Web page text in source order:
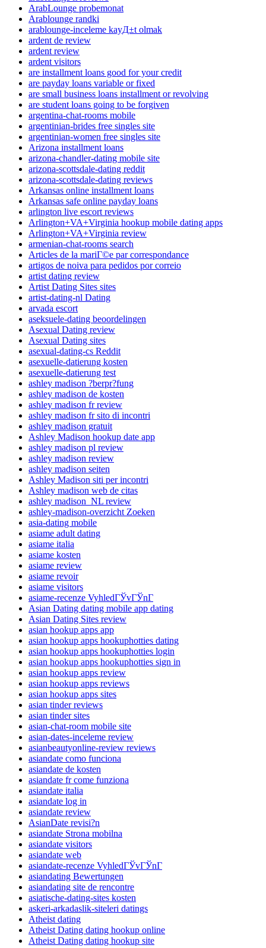
ArabLounge probemonat
Arablounge randki
arablounge-inceleme kayД±t olmak
ardent de review
ardent review
ardent visitors
are installment loans good for your credit
are payday loans variable or fixed
are small business loans installment or revolving
are student loans going to be forgiven
argentina-chat-rooms mobile
argentinian-brides free singles site
argentinian-women free singles site
Arizona installment loans
arizona-chandler-dating mobile site
arizona-scottsdale-dating reddit
arizona-scottsdale-dating reviews
Arkansas online installment loans
Arkansas safe online payday loans
arlington live escort reviews
Arlington+VA+Virginia hookup mobile dating apps
Arlington+VA+Virginia review
armenian-chat-rooms search
Articles de la mariГ©e par correspondance
artigos de noiva para pedidos por correio
artist dating review
Artist Dating Sites sites
artist-dating-nl Dating
arvada escort
aseksuele-dating beoordelingen
Asexual Dating review
Asexual Dating sites
asexual-dating-cs Reddit
asexuelle-datierung kosten
asexuelle-datierung test
ashley madison ?berpr?fung
ashley madison de kosten
ashley madison fr review
ashley madison fr sito di incontri
ashley madison gratuit
Ashley Madison hookup date app
ashley madison pl review
ashley madison review
ashley madison seiten
Ashley Madison siti per incontri
Ashley madison web de citas
ashley madison_NL review
ashley-madison-overzicht Zoeken
asia-dating mobile
asiame adult dating
asiame italia
asiame kosten
asiame review
asiame revoir
asiame visitors
asiame-recenze VyhledГЎvГЎnГ­
Asian Dating dating mobile app dating
Asian Dating Sites review
asian hookup apps app
asian hookup apps hookuphotties dating
asian hookup apps hookuphotties login
asian hookup apps hookuphotties sign in
asian hookup apps review
asian hookup apps reviews
asian hookup apps sites
asian tinder reviews
asian tinder sites
asian-chat-room mobile site
asian-dates-inceleme review
asianbeautyonline-review reviews
asiandate como funciona
asiandate de kosten
asiandate fr come funziona
asiandate italia
asiandate log in
asiandate review
AsianDate revisi?n
asiandate Strona mobilna
asiandate visitors
asiandate web
asiandate-recenze VyhledГЎvГЎnГ­
asiandating Bewertungen
asiandating site de rencontre
asiatische-dating-sites kosten
askeri-arkadaslik-siteleri datings
Atheist dating
Atheist Dating dating hookup online
Atheist Dating dating hookup site